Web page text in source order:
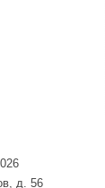
д. 56